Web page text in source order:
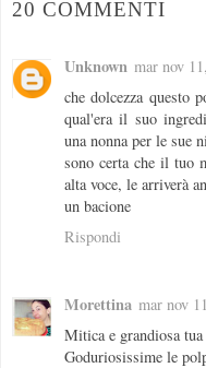
20 COMMENTI
Unknown mar nov
che dolcezza questo
qual'era il suo
una nonna per le sue
sono certa che il tuo
alta voce, le arriverà
un bacione
Rispondi
Morettina mar nov
Mitica e grandiosa
Goduriosissime le